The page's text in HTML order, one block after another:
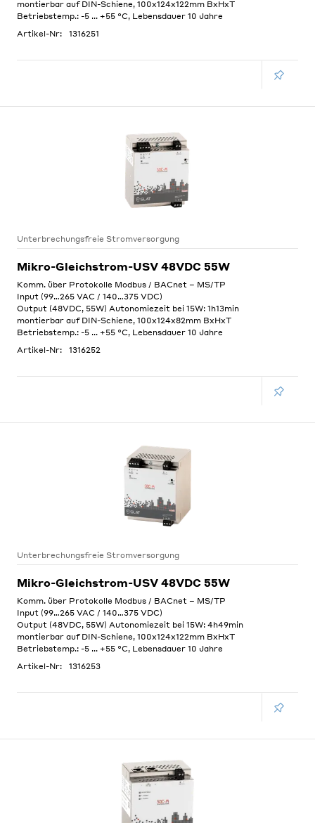
montierbar auf DIN-Schiene, 100x124x122mm BxHxT
Betriebstemp.: -5 ... +55 °C, Lebensdauer 10 Jahre
Artikel-Nr:
1316251
Unterbrechungsfreie Stromversorgung
Mikro-Gleichstrom-USV 48VDC 55W
Komm. über Protokolle Modbus / BACnet – MS/TP
Input (99…265 VAC / 140…375 VDC)
Output (48VDC, 55W) Autonomiezeit bei 15W: 1h13min
montierbar auf DIN-Schiene, 100x124x82mm BxHxT
Betriebstemp.: -5 ... +55 °C, Lebensdauer 10 Jahre
Artikel-Nr:
1316252
Unterbrechungsfreie Stromversorgung
Mikro-Gleichstrom-USV 48VDC 55W
Komm. über Protokolle Modbus / BACnet – MS/TP
Input (99…265 VAC / 140…375 VDC)
Output (48VDC, 55W) Autonomiezeit bei 15W: 4h49min
montierbar auf DIN-Schiene, 100x124x122mm BxHxT
Betriebstemp.: -5 ... +55 °C, Lebensdauer 10 Jahre
Artikel-Nr:
1316253